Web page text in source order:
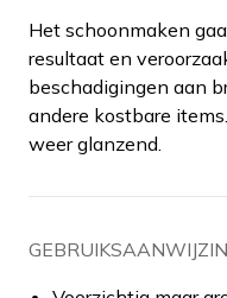
Het schoonmaken
resultaat en
beschadigingen aan
andere kostbare
weer glanzend.